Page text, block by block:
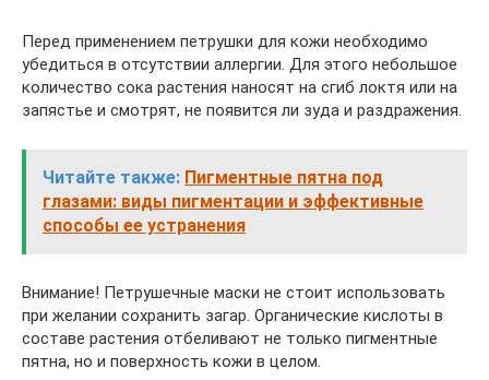
Перед применением петрушки для кожи необходимо
убедиться в отсутствии аллергии. Для этого небольшое
количество сока растения наносят на сгиб локтя или на
запястье и смотрят, не появится ли зуда и раздражения.
Читайте также: Пигментные пятна под
глазами: виды пигментации и эффективные
способы ее устранения
Внимание! Петрушечные маски не стоит использовать
при желании сохранить загар. Органические кислоты в
составе растения отбеливают не только пигментные
пятна, но и поверхность кожи в целом.